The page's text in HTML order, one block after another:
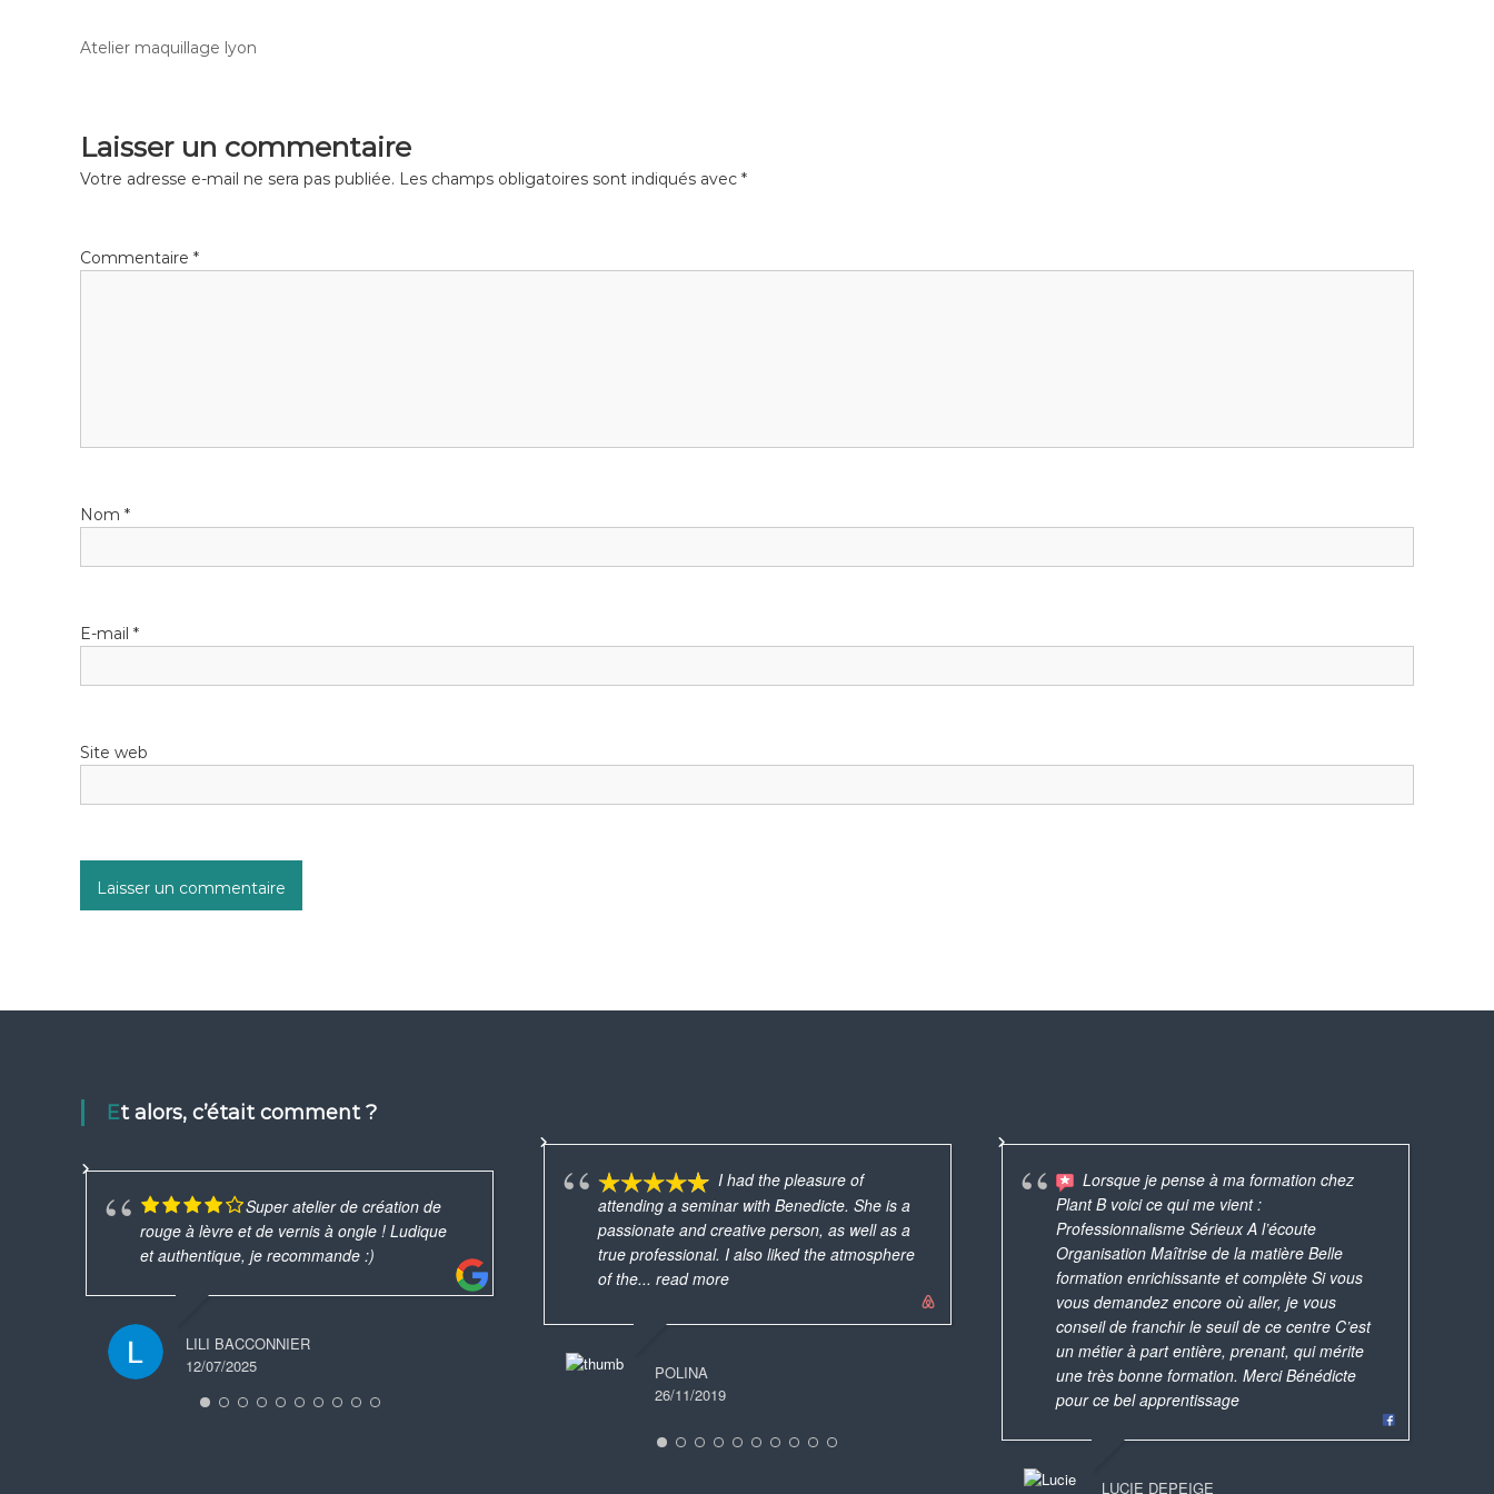
Atelier maquillage lyon
Laisser un commentaire
Votre adresse e-mail ne sera pas publiée. Les champs obligatoires sont indiqués avec *
Commentaire *
Nom *
E-mail *
Site web
Et alors, c’était comment ?
Super atelier de création de
rouge à lèvre et de vernis à ongle ! Ludique
et authentique, je recommande :)
LILI BACCONNIER
12/07/2025
Une expérience que j'ai
vraiment appréciée et que je conseillerai à
mes amies ! Puis quel bonheur de repartir
avec un magnifique rouge à lèvres et un
vernis safe, à partager avec sa famille !
DÉBORAH LAZZERINI-GÉNIN
19/05/2025
I had the pleasure of
attending a seminar with Benedicte. She is a
passionate and creative person, as well as a
true professional. I also liked the atmosphere
of the... read more
POLINA
26/11/2019
Foram oficinas bastante
produtivas, realizadas de maneira profissional.
Vc tem antes de escolher os produtos que
quer fazer, para ela preparar o material e as
instruções. Eu Acabei... read more
KEMIE
12/11/2019
Lorsque je pense à ma formation chez
Plant B voici ce qui me vient :
Professionnalisme Sérieux A l’écoute
Organisation Maîtrise de la matière Belle
formation enrichissante et complète Si vous
vous demandez encore où aller, je vous
conseil de franchir le seuil de ce centre C’est
un métier à part entière, prenant, qui mérite
une très bonne formation. Merci Bénédicte
pour ce bel apprentissage
LUCIE DEPEIGE